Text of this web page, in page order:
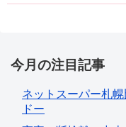
今月の注目記事
ネットスーパー札
ドー